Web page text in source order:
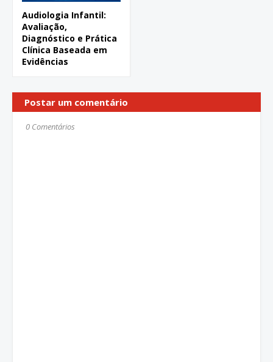
Audiologia Infantil:
Avaliação,
Diagnóstico e Prática
Clínica Baseada em
Evidências
Postar um comentário
0 Comentários